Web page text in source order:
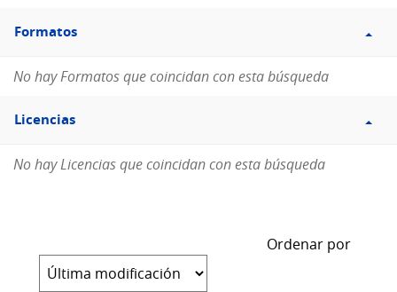
Filtro
Formatos
Formatos
No hay Formatos que coincidan con esta búsqueda
Filtro
Licencias
Licencias
No hay Licencias que coincidan con esta búsqueda
Ordenar por